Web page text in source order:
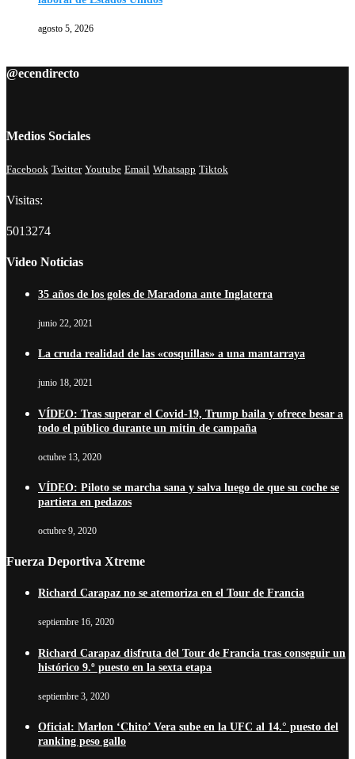
agosto 5, 2026
@ecendirecto
Medios Sociales
Facebook Twitter Youtube Email Whatsapp Tiktok
Visitas:
5013274
Video Noticias
35 años de los goles de Maradona ante Inglaterra
junio 22, 2021
La cruda realidad de las «cosquillas» a una mantarraya
junio 18, 2021
VÍDEO: Tras superar el Covid-19, Trump baila y ofrece besar a
todo el público durante un mitin de campaña
octubre 13, 2020
VÍDEO: Piloto se marcha sana y salva luego de que su coche se
partiera en pedazos
octubre 9, 2020
Fuerza Deportiva Xtreme
Richard Carapaz no se atemoriza en el Tour de Francia
septiembre 16, 2020
Richard Carapaz disfruta del Tour de Francia tras conseguir un
histórico 9.º puesto en la sexta etapa
septiembre 3, 2020
Oficial: Marlon ‘Chito’ Vera sube en la UFC al 14.° puesto del
ranking peso gallo